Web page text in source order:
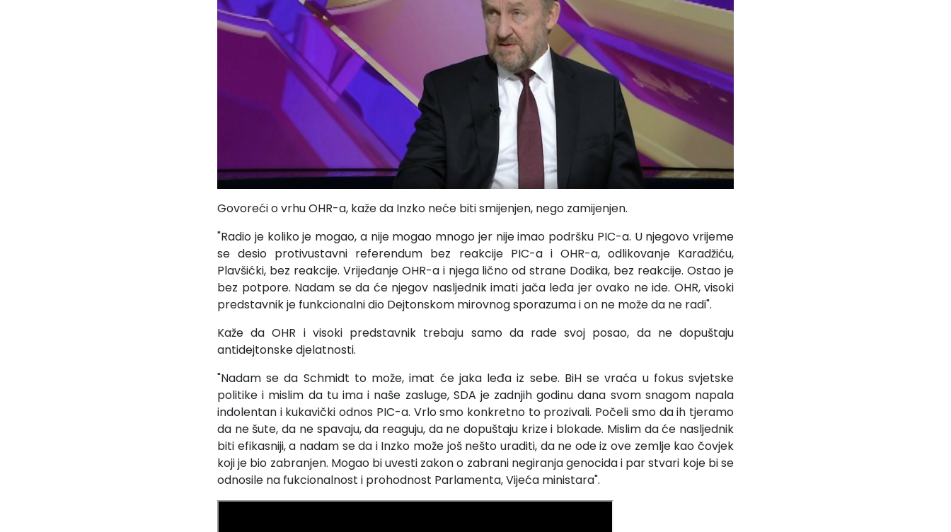
Govoreći o vrhu OHR-a, kaže da Inzko neće biti smijenjen, nego zamijenjen.
"Radio je koliko je mogao, a nije mogao mnogo jer nije imao podršku PIC-a. U njegovo vrijeme
se desio protivustavni referendum bez reakcije PIC-a i OHR-a, odlikovanje Karadžiću,
Plavšićki, bez reakcije. Vrijeđanje OHR-a i njega lično od strane Dodika, bez reakcije. Ostao je
bez potpore. Nadam se da će njegov nasljednik imati jača leđa jer ovako ne ide. OHR, visoki
predstavnik je funkcionalni dio Dejtonskom mirovnog sporazuma i on ne može da ne radi".
Kaže da OHR i visoki predstavnik trebaju samo da rade svoj posao, da ne dopuštaju
antidejtonske djelatnosti.
"Nadam se da Schmidt to može, imat će jaka leđa iz sebe. BiH se vraća u fokus svjetske
politike i mislim da tu ima i naše zasluge, SDA je zadnjih godinu dana svom snagom napala
indolentan i kukavički odnos PIC-a. Vrlo smo konkretno to prozivali. Počeli smo da ih tjeramo
da ne šute, da ne spavaju, da reaguju, da ne dopuštaju krize i blokade. Mislim da će nasljednik
biti efikasniji, a nadam se da i Inzko može još nešto uraditi, da ne ode iz ove zemlje kao čovjek
koji je bio zabranjen. Mogao bi uvesti zakon o zabrani negiranja genocida i par stvari koje bi se
odnosile na fukcionalnost i prohodnost Parlamenta, Vijeća ministara".